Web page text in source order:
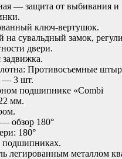
— защита от выбивания и
ключ-вертушок.
на сувальдный замок,
двери.
Противосъемные
— 3 шт.
подшипнике «Combi
мм.
обзор 180°
180°
подшипниках.
легированным металлом